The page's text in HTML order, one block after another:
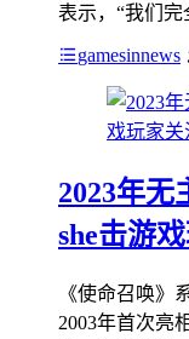
表示，“我们
gamesinnews
2023年无
she击游
《使命召唤》
2003年首次亮